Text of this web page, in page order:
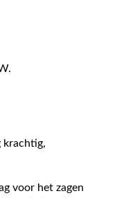
krachtig,
voor het zagen